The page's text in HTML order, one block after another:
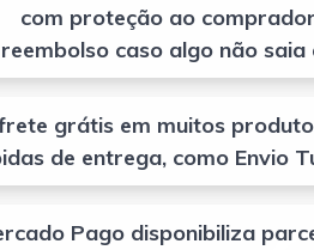
com proteção ao
reembolso caso algo não saia
grátis em muitos
de entrega, como Envio
Pago disponibiliza